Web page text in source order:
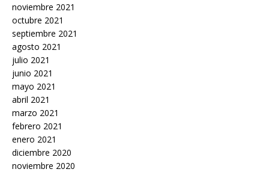
noviembre 2021
octubre 2021
septiembre 2021
agosto 2021
julio 2021
junio 2021
mayo 2021
abril 2021
marzo 2021
febrero 2021
enero 2021
diciembre 2020
noviembre 2020